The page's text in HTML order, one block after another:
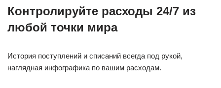
Контролируйте расходы 24/7 из
любой точки мира
История поступлений и списаний всегда под рукой,
наглядная инфографика по вашим расходам.